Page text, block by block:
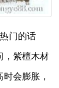
门的话
，紫檀木材
会膨胀，